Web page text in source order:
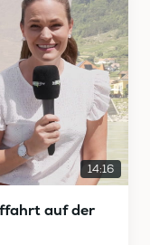
14:16
auf der